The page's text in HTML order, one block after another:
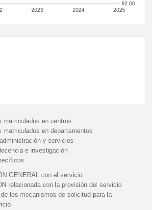
2023 2024 2025
92.00
matriculados en centros
matriculados en departamentos
y servicios
e investigación
GENERAL con el servicio
relacionada con la provisión del servicio
los mecanismos de solicitud para la